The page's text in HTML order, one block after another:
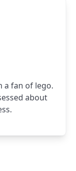
a fan of lego.
about